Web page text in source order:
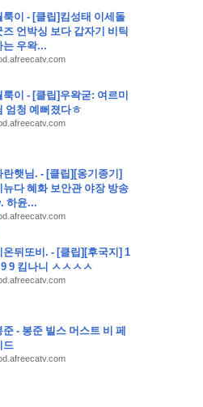
룩이 - [클립]킴성태 이세돌
즈 언박싱 보다 갑자기 비틱
는 우왁...
룩이 - [클립]우왁굳: 여르미
엄청 예뻐졌다ㅎ
란햇님. - [클립][옹기종기]
뉴다 혜화 보안관 야장 방송
하윤...
온뒤또비. - [클립][후국지] 1
9 킴나니 ㅅㅅㅅㅅ
준 - 봉준 빌스 머스트 비 페
드